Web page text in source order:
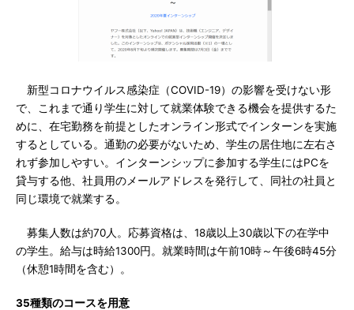
新型コロナウイルス感染症（COVID-19）の影響を受けない形
で、これまで通り学生に対して就業体験できる機会を提供するた
めに、在宅勤務を前提としたオンライン形式でインターンを実施
するとしている。通勤の必要がないため、学生の居住地に左右さ
れず参加しやすい。インターンシップに参加する学生にはPCを
貸与する他、社員用のメールアドレスを発行して、同社の社員と
同じ環境で就業する。
募集人数は約70人。応募資格は、18歳以上30歳以下の在学中
の学生。給与は時給1300円。就業時間は午前10時～午後6時45分
（休憩1時間を含む）。
35種類のコースを用意